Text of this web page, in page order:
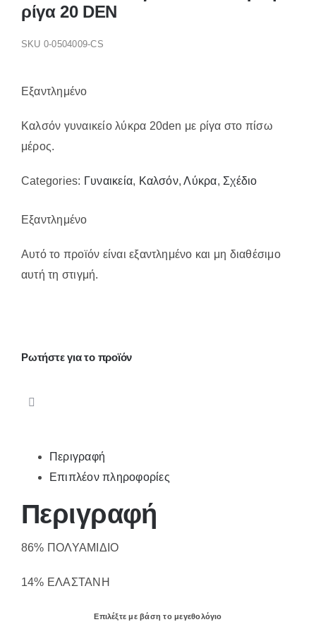
Παπούτσια/Παντόφλες
Επικοινωνία
ρίγα 20 DEN
SKU 0-0504009-CS
Εξαντλημένο
Καλσόν γυναικείο λύκρα 20den με ρίγα στο πίσω
μέρος.
Categories: Γυναικεία, Καλσόν,Λύκρα, Σχέδιο
Εξαντλημένο
Αυτό το προϊόν είναι εξαντλημένο και μη διαθέσιμο
αυτή τη στιγμή.
Ρωτήστε για το προϊόν
Περιγραφή
Επιπλέον πληροφορίες
Περιγραφή
86% ΠΟΛΥΑΜΙΔΙΟ
14% ΕΛΑΣΤΑΝΗ
Επιλέξτε με βάση το μεγεθολόγιο